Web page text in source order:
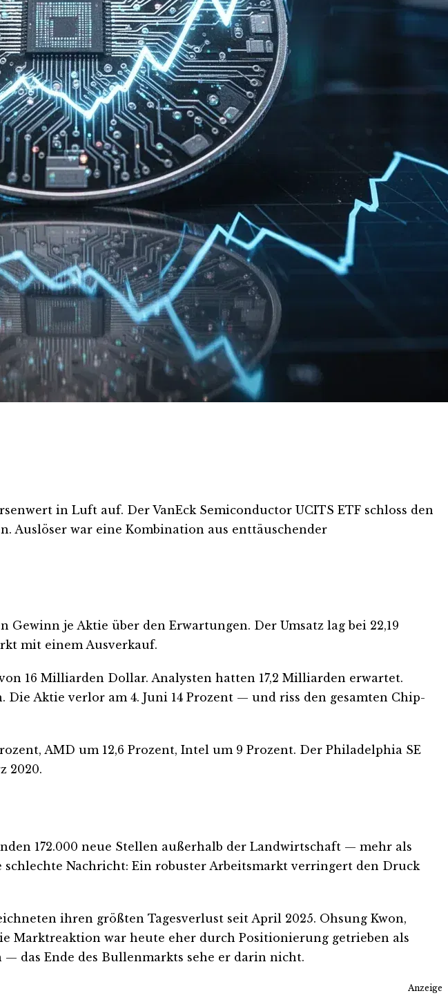
in Luft auf. Der VanEck Semiconductor UCITS ETF schloss den
Auslöser war eine Kombination aus enttäuschender
je Aktie über den Erwartungen. Der Umsatz lag bei 22,19
mit einem Ausverkauf.
16 Milliarden Dollar. Analysten hatten 17,2 Milliarden erwartet.
Aktie verlor am 4. Juni 14 Prozent — und riss den gesamten Chip-
AMD um 12,6 Prozent, Intel um 9 Prozent. Der Philadelphia SE
2020.
172.000 neue Stellen außerhalb der Landwirtschaft — mehr als
Nachricht: Ein robuster Arbeitsmarkt verringert den Druck
ihren größten Tagesverlust seit April 2025. Ohsung Kwon,
Marktreaktion war heute eher durch Positionierung getrieben als
das Ende des Bullenmarkts sehe er darin nicht.
Anzeige